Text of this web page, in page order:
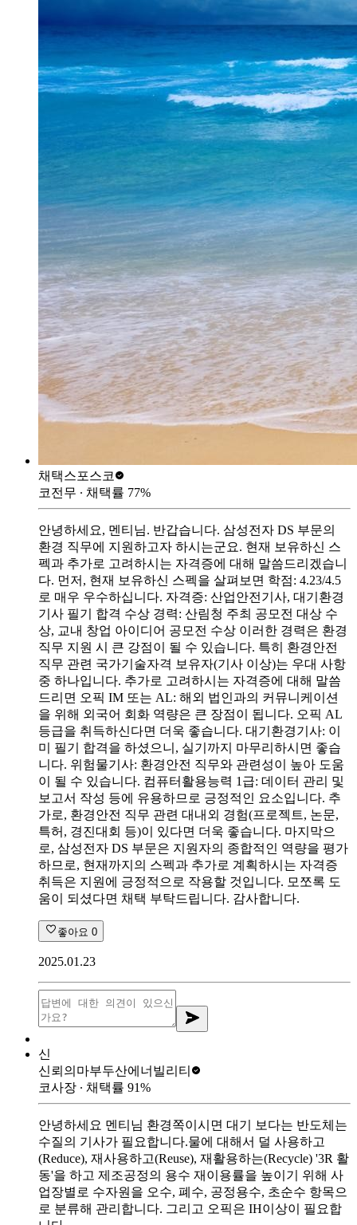
채택스포스코
코전무 ∙ 채택률 77%
안녕하세요, 멘티님. 반갑습니다. 삼성전자 DS 부문의
환경 직무에 지원하고자 하시는군요. 현재 보유하신 스
펙과 추가로 고려하시는 자격증에 대해 말씀드리겠습니
다. 먼저, 현재 보유하신 스펙을 살펴보면 학점: 4.23/4.5
로 매우 우수하십니다. 자격증: 산업안전기사, 대기환경
기사 필기 합격 수상 경력: 산림청 주최 공모전 대상 수
상, 교내 창업 아이디어 공모전 수상 이러한 경력은 환경
직무 지원 시 큰 강점이 될 수 있습니다. 특히 환경안전
직무 관련 국가기술자격 보유자(기사 이상)는 우대 사항
중 하나입니다. 추가로 고려하시는 자격증에 대해 말씀
드리면 오픽 IM 또는 AL: 해외 법인과의 커뮤니케이션
을 위해 외국어 회화 역량은 큰 장점이 됩니다. 오픽 AL
등급을 취득하신다면 더욱 좋습니다. 대기환경기사: 이
미 필기 합격을 하셨으니, 실기까지 마무리하시면 좋습
니다. 위험물기사: 환경안전 직무와 관련성이 높아 도움
이 될 수 있습니다. 컴퓨터활용능력 1급: 데이터 관리 및
보고서 작성 등에 유용하므로 긍정적인 요소입니다. 추
가로, 환경안전 직무 관련 대내외 경험(프로젝트, 논문,
특허, 경진대회 등)이 있다면 더욱 좋습니다. 마지막으
로, 삼성전자 DS 부문은 지원자의 종합적인 역량을 평가
하므로, 현재까지의 스펙과 추가로 계획하시는 자격증
취득은 지원에 긍정적으로 작용할 것입니다. 모쪼록 도
움이 되셨다면 채택 부탁드립니다. 감사합니다.
좋아요 0
2025.01.23
신
신뢰의마부두산에너빌리티
코사장 ∙ 채택률 91%
안녕하세요 멘티님 환경쪽이시면 대기 보다는 반도체는
수질의 기사가 필요합니다.물에 대해서 덜 사용하고
(Reduce), 재사용하고(Reuse), 재활용하는(Recycle) '3R 활
동'을 하고 제조공정의 용수 재이용률을 높이기 위해 사
업장별로 수자원을 오수, 폐수, 공정용수, 초순수 항목으
로 분류해 관리합니다. 그리고 오픽은 IH이상이 필요합